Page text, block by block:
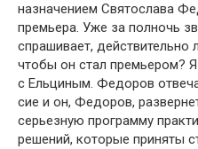
назначением Святослава
премьера. Уже за полночь
спрашивает,
чтобы он стал премьером?
с Ельциным. Федоров
сие и он, Федоров,
серьезную программу
решений, которые приняты